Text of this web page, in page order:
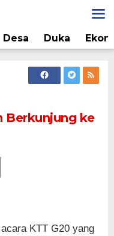
Desa Duka
Berkunjung ke
KTT G20 yang